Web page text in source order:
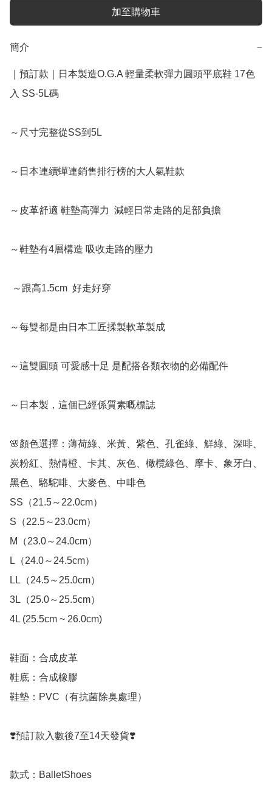
加至購物車
簡介 −
｜預訂款｜日本製造O.G.A 輕量柔軟彈力圓頭平底鞋 17色
入 SS-5L碼
～尺寸完整從SS到5L
～日本連續蟬連銷售排行榜的大人氣鞋款
～皮革舒適 鞋墊高彈力  減輕日常走路的足部負擔
～鞋墊有4層構造 吸收走路的壓力
～每雙都是由日本工匠揉製軟革製成
～這雙圓頭 可愛感十足 是配搭各類衣物的必備配件
～日本製，這個已經係質素嘅標誌
🌸顏色選擇：薄荷綠、米黃、紫色、孔雀綠、鮮綠、深啡、
炭粉紅、熱情橙、卡其、灰色、橄欖綠色、摩卡、象牙白、
黑色、駱駝啡、大麥色、中啡色
SS（21.5～22.0cm）
S（22.5～23.0cm）
M（23.0～24.0cm）
L（24.0～24.5cm）
LL（24.5～25.0cm）
3L（25.0～25.5cm）
4L (25.5cm ~ 26.0cm)
鞋面：合成皮革
鞋底：合成橡膠
鞋墊：PVC（有抗菌除臭處理）
❣️預訂款入數後7至14天發貨❣️
款式：BalletShoes